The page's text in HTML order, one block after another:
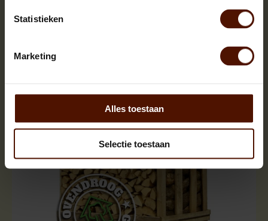
Statistieken
Marketing
Alles toestaan
Selectie toestaan
Netzakken | 60 of 90 stuks | bloklengte ca.25 cm.